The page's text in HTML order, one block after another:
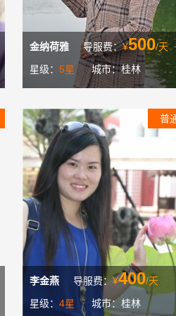
金纳荷雅 导服费：¥500/天
星级： 5星 城市：桂林
普
李金燕 导服费：¥400/天
星级： 4星 城市：桂林